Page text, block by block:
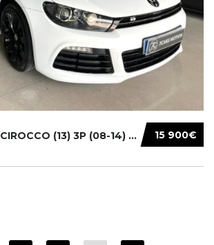
15 900€
VOLKSWAGEN SCIROCCO (13) 3P (08-14) 2010...